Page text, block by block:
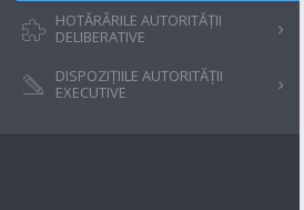
HOTĂRÂRILE AUTORITĂȚII
DELIBERATIVE
DISPOZIȚIILE AUTORITĂȚII
EXECUTIVE